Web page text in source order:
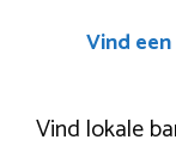
Vind
Vind lokale